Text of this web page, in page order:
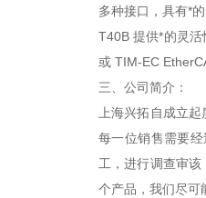
多种接口，具有*
T40B 提供*的灵
或 TIM-EC
三、公司简介：
上海兴拓自成立
每一位销售需要
工，进行调查审
个产品，我们尽可